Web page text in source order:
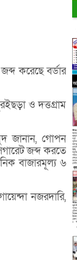
করেছে বর্ডার
ও দত্তগ্রাম
জানান, গোপন
জব্দ করতে
বাজারমূল্য ৬
নজরদারি,